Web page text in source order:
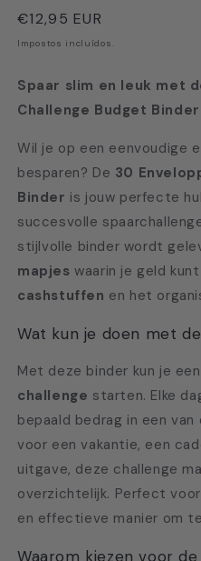
Preço
normal
€12,95 EUR
Impostos incluídos.
Spaar slim en leuk met
Challenge Budget
Wil je op een eenvoudige
besparen? De 30
Binder is jouw perfecte
succesvolle
stijlvolle binder wordt
mapjes waarin je geld
cashstuffen en het
Wat kun je doen met
Met deze binder kun je
challenge starten. Elke
bepaald bedrag in een
voor een vakantie, een
uitgave, deze challenge
overzichtelijk. Perfect
en effectieve manier om
Waarom kiezen voor